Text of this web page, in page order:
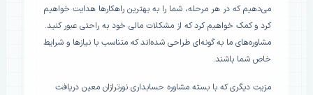
می‌دهیم که در هر مرحله، شما را به بهترین راهکارها هدایت خواهیم
کرد و کمک خواهیم کرد که از مشکلات مالی خود به راحتی عبور کنید.
مشاوره‌های ما به گونه‌ای طراحی شده‌اند که متناسب با نیازها و شرایط
خاص شما باشند.
مزیت دیگری که با بسته مشاوره حسابداری نورترازان معین دریافت